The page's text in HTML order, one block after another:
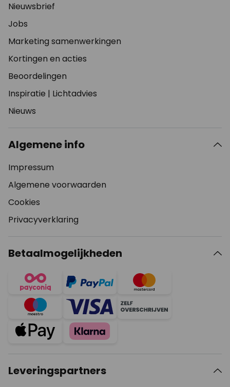
Nieuwsbrief
Jobs
Marketing samenwerkingen
Kortingen en acties
Beoordelingen
Inspiratie | Lichtadvies
Nieuws
Algemene info
Impressum
Algemene voorwaarden
Cookies
Privacyverklaring
Betaalmogelijkheden
Leveringspartners